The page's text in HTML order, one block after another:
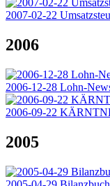
2007-02-22
2006
2006-12-28 Lohn-
2006-09-22
2005